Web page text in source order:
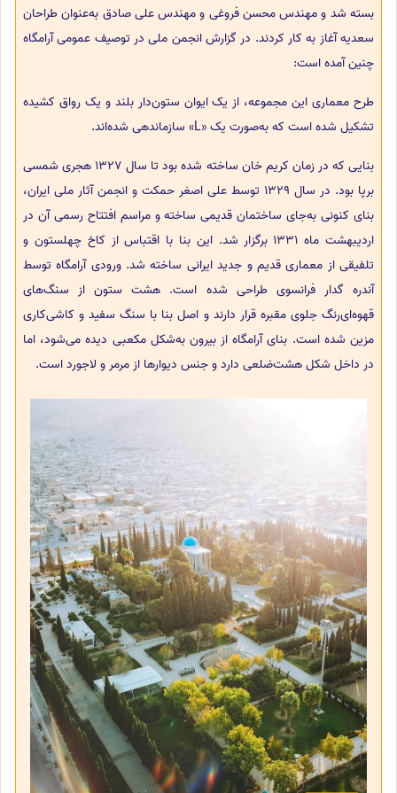
بسته ‌شد و مهندس محسن فروغی و مهندس علی‌ صادق به‌عنوان طراحان
سعدیه آغاز به کار کردند. در گزارش انجمن ملی در توصیف عمومی آرامگاه
چنین آمده است:
طرح معماری این مجموعه، از یک ایوان ستون‌دار بلند و یک رواق کشیده
تشکیل شده است که به‌صورت یک «L» سازماندهی شده‌اند.
بنایی که در زمان کریم خان ساخته شده بود تا سال 1327 هجری شمسی
برپا بود. در سال 1329 توسط علی اصغر حمکت و انجمن آثار ملی ایران،
بنای کنونی به‌جای ساختمان قدیمی ساخته و مراسم افتتاح رسمی آن در
اردیبهشت ماه 1331 برگزار شد. این بنا با اقتباس از کاخ چهلستون و
تلفیقی از معماری قدیم و جدید ایرانی ساخته شد. ورودی آرامگاه توسط
آندره گدار فرانسوی طراحی شده است. هشت ستون از سنگ‌های
قهوه‌ای‌رنگ جلوی مقبره قرار دارند و اصل بنا با سنگ سفید و کاشی‌کاری
مزین شده است. بنای آرامگاه از بیرون به‌شکل مکعبی دیده می‌شود، اما
در داخل شکل هشت‌ضلعی دارد و جنس دیوارها از مرمر و لاجورد است.